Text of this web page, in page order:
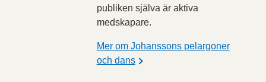
publiken själva är aktiva
medskapare.
Mer om Johanssons pelargoner
och dans